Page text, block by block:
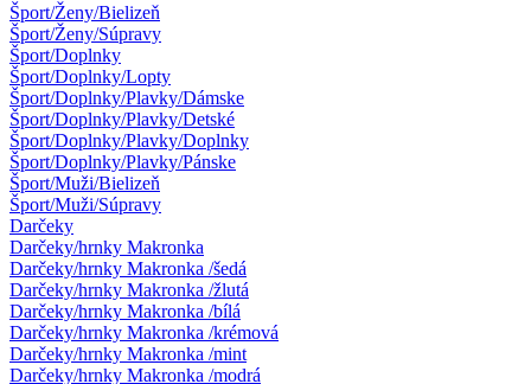
Šport/Ženy/Bielizeň
Šport/Ženy/Súpravy
Šport/Doplnky
Šport/Doplnky/Lopty
Šport/Doplnky/Plavky/Dámske
Šport/Doplnky/Plavky/Detské
Šport/Doplnky/Plavky/Doplnky
Šport/Doplnky/Plavky/Pánske
Šport/Muži/Bielizeň
Šport/Muži/Súpravy
Darčeky
Darčeky/hrnky Makronka
Darčeky/hrnky Makronka /šedá
Darčeky/hrnky Makronka /žlutá
Darčeky/hrnky Makronka /bílá
Darčeky/hrnky Makronka /krémová
Darčeky/hrnky Makronka /mint
Darčeky/hrnky Makronka /modrá